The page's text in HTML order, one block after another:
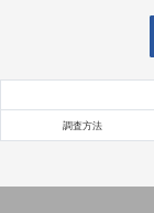
調査方法